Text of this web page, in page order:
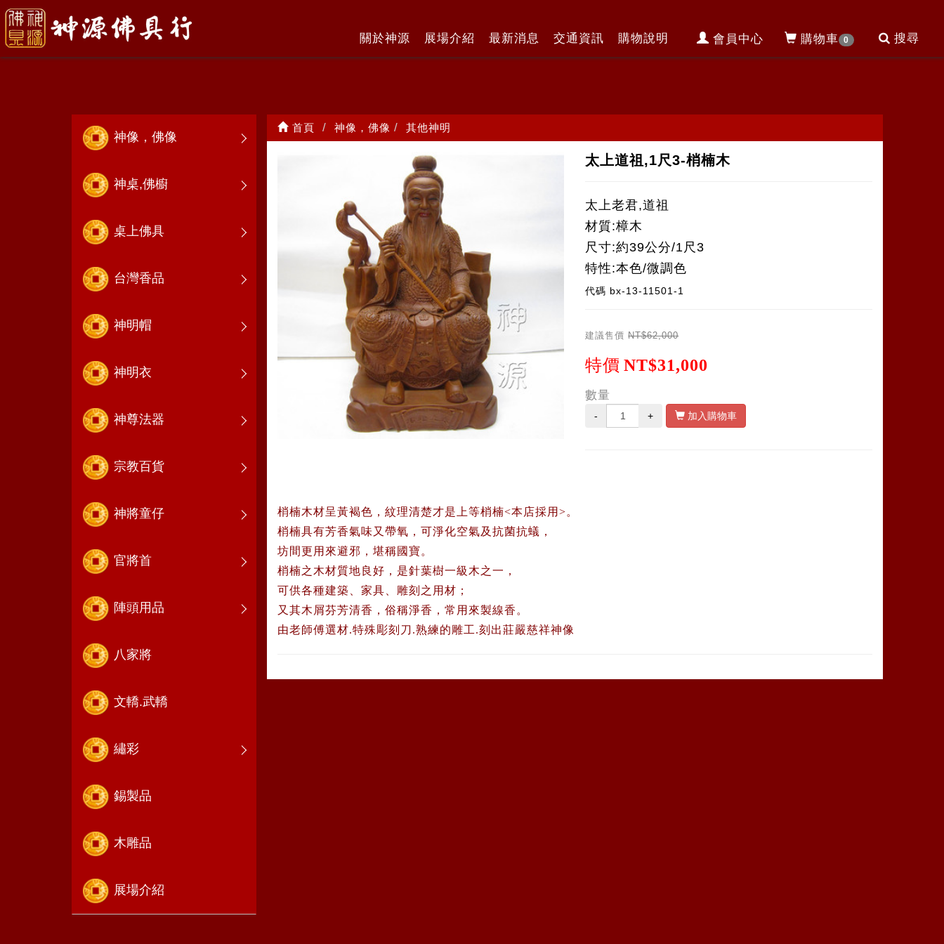
會員中心 購物車 0 搜尋
關於神源 展場介紹 最新消息 交通資訊 購物說明
其他神明
神像，佛像
神桌,佛櫥
桌上佛具
台灣香品
神明帽
神明衣
神尊法器
宗教百貨
神將童仔
官將首
陣頭用品
八家將
文轎.武轎
繡彩
錫製品
木雕品
展場介紹
首頁 神像，佛像 其他神明
太上道祖,1尺3-梢楠木
太上老君,道祖
材質:樟木
尺寸:約39公分/1尺3
特性:本色/微調色
代碼 bx-13-11501-1
建議售價 NT$62,000
特價 NT$31,000
數量
- + 加入購物車
梢楠木材呈黃褐色，紋理清楚才是上等梢楠<本店採用>。
梢楠具有芳香氣味又帶氧，可淨化空氣及抗菌抗蟻，
坊間更用來避邪，堪稱國寶。
梢楠之木材質地良好，是針葉樹一級木之一，
可供各種建築、家具、雕刻之用材；
又其木屑芬芳清香，俗稱淨香，常用來製線香。
由老師傅選材.特殊彫刻刀.熟練的雕工.刻出莊嚴慈祥神像